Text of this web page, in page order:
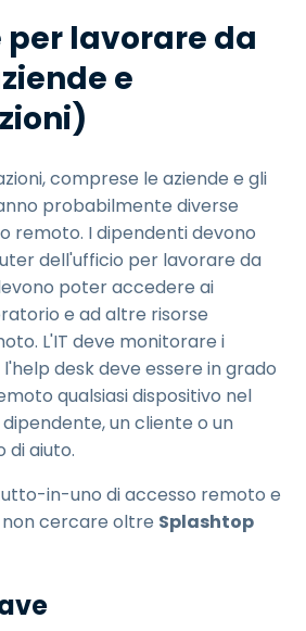
lavorare da
e
comprese le aziende e gli
probabilmente diverse
remoto. I dipendenti devono
dell'ufficio per lavorare da
poter accedere ai
e ad altre risorse
L'IT deve monitorare i
desk deve essere in grado
qualsiasi dispositivo nel
un cliente o un
di aiuto.
in-uno di accesso remoto e
non cercare oltre Splashtop